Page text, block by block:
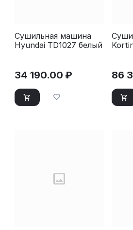
Сушильная машина
Hyundai TD1027 белый
34 190.00 ₽ 86